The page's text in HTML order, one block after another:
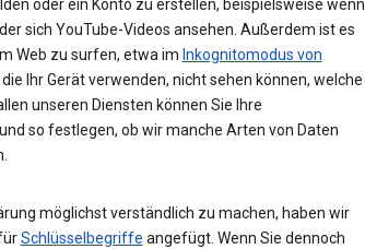
oder ein Konto zu erstellen, beispielsweise wenn
sich YouTube-Videos ansehen. Außerdem ist es
Web zu surfen, etwa im Inkognitomodus von
Ihr Gerät verwenden, nicht sehen können, welche
unseren Diensten können Sie Ihre
so festlegen, ob wir manche Arten von Daten
möglichst verständlich zu machen, haben wir
Schlüsselbegriffe angefügt. Wenn Sie dennoch